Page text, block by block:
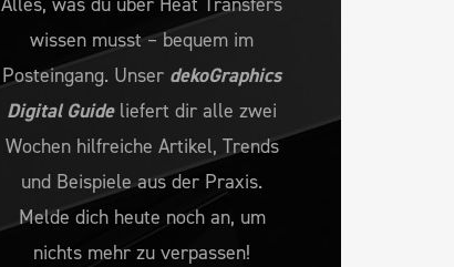
wissen musst – bequem im
Posteingang. Unser dekoGraphics
Digital Guideliefert dir alle zwei
Wochen hilfreiche Artikel, Trends
und Beispiele aus der Praxis.
Melde dich heute noch an, um
nichts mehr zu verpassen!